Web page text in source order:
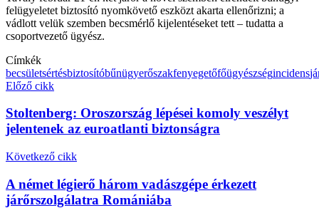
felügyeletet biztosító nyomkövető eszközt akarta ellenőrizni; a
vádlott velük szemben becsmérlő kijelentéseket tett – tudatta a
csoportvezető ügyész.
Címkék
becsületsértésbiztosítóbűnügyerőszakfenyegetőfőügyészségincidens
Előző cikk
Stoltenberg: Oroszország lépései komoly veszélyt
jelentenek az euroatlanti biztonságra
Következő cikk
A német légierő három vadászgépe érkezett
járőrszolgálatra Romániába